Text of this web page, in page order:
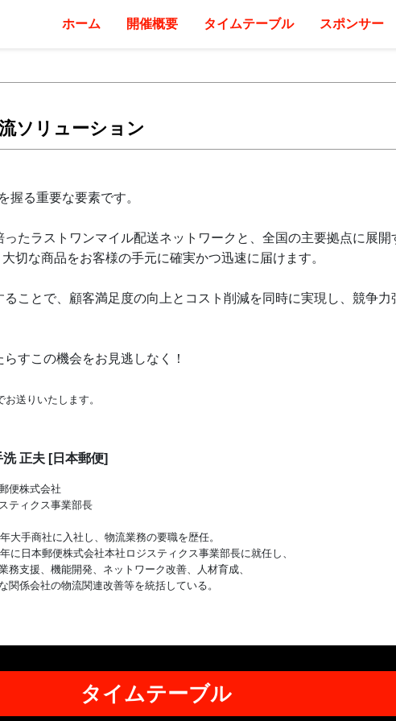
ホーム 開催概要 タイムテーブル スポンサー
ソリューション
握る重要な要素です。
たラストワンマイル配送ネットワークと、全国の主要拠点に展
切な商品をお客様の手元に確実かつ迅速に届けます。
ことで、顧客満足度の向上とコスト削減を同時に実現し、競争力
すこの機会をお見逃しなく！
送りいたします。
洗 正夫 [日本郵便]
便株式会社
ティクス事業部長
大手商社に入社し、物流業務の要職を歴任。
に日本郵便株式会社本社ロジスティクス事業部長に就任し、
務支援、機能開発、ネットワーク改善、人材育成、
関係会社の物流関連改善等を統括している。
タイムテーブル